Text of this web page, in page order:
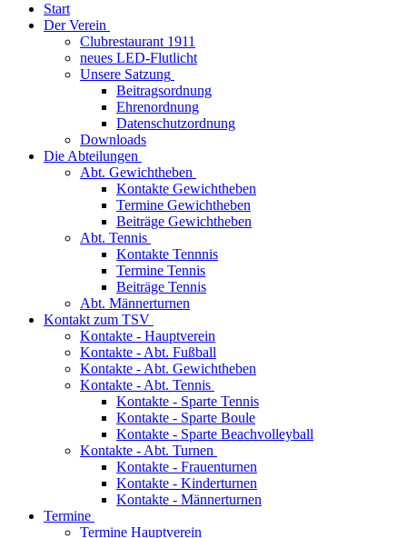
Start
Der Verein
Clubrestaurant 1911
neues LED-Flutlicht
Unsere Satzung
Beitragsordnung
Ehrenordnung
Datenschutzordnung
Downloads
Die Abteilungen
Abt. Gewichtheben
Kontakte Gewichtheben
Termine Gewichtheben
Beiträge Gewichtheben
Abt. Tennis
Kontakte Tennnis
Termine Tennis
Beiträge Tennis
Abt. Männerturnen
Kontakt zum TSV
Kontakte - Hauptverein
Kontakte - Abt. Fußball
Kontakte - Abt. Gewichtheben
Kontakte - Abt. Tennis
Kontakte - Sparte Tennis
Kontakte - Sparte Boule
Kontakte - Sparte Beachvolleyball
Kontakte - Abt. Turnen
Kontakte - Frauenturnen
Kontakte - Kinderturnen
Kontakte - Männerturnen
Termine
Termine Hauptverein